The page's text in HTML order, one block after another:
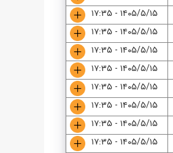
۱۴۰۵/۵/۱۵ - ۱۷:۳۵
۱۴۰۵/۵/۱۵ - ۱۷:۳۵
۱۴۰۵/۵/۱۵ - ۱۷:۳۵
۱۴۰۵/۵/۱۵ - ۱۷:۳۵
۱۴۰۵/۵/۱۵ - ۱۷:۳۵
۱۴۰۵/۵/۱۵ - ۱۷:۳۵
۱۴۰۵/۵/۱۵ - ۱۷:۳۵
۱۴۰۵/۵/۱۵ - ۱۷:۳۵